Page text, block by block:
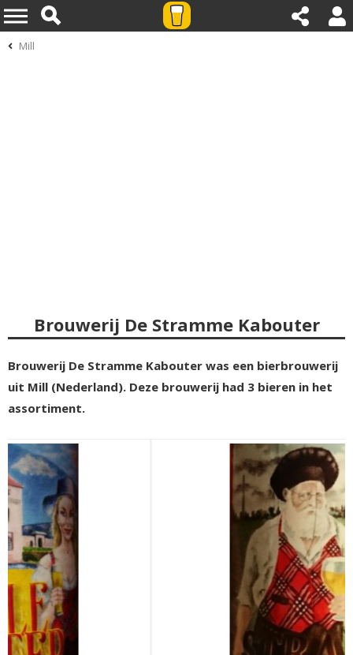
Mill
Brouwerij De Stramme Kabouter
Brouwerij De Stramme Kabouter was een bierbrouwerij
uit Mill (Nederland). Deze brouwerij had 3 bieren in het
assortiment.